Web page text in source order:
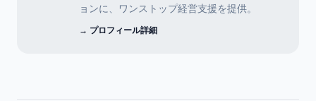
ョンに、ワンストップ経営支援を提供。
→ プロフィール詳細